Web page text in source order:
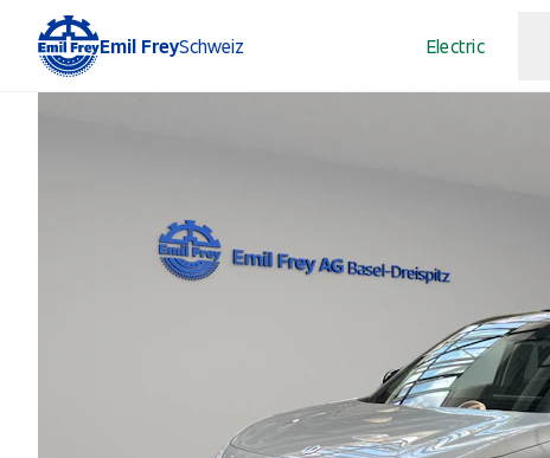
Emil FreySchweiz Electric